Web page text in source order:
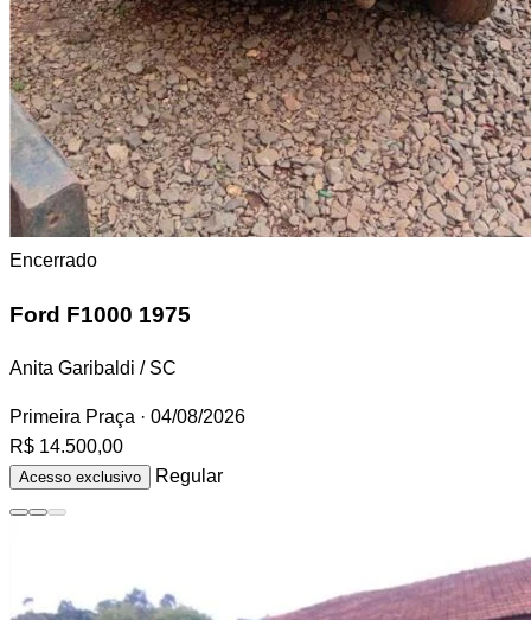
Encerrado
Ford F1000 1975
Anita Garibaldi / SC
Primeira Praça · 04/08/2026
R$ 14.500,00
Acesso exclusivo Regular